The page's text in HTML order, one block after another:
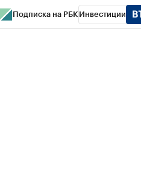
Подписка на РБК Инвестиции